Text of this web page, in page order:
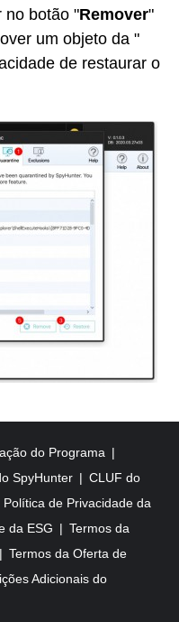
no botão "Remover"
um objeto da "
de restaurar o
do Programa
SpyHunter
CLUF do
Política de Privacidade da
da ESG
Termos da
Termos da Oferta de
Adicionais do